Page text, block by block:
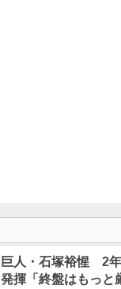
巨人・石塚裕惺 2
発揮「終盤はもっと